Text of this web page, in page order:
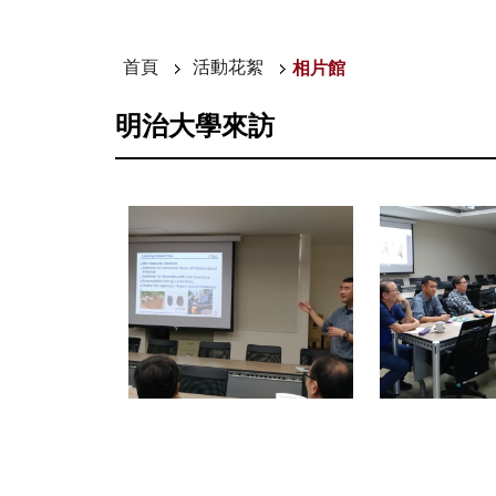
首頁 活動花絮 相片館
明治大學來訪